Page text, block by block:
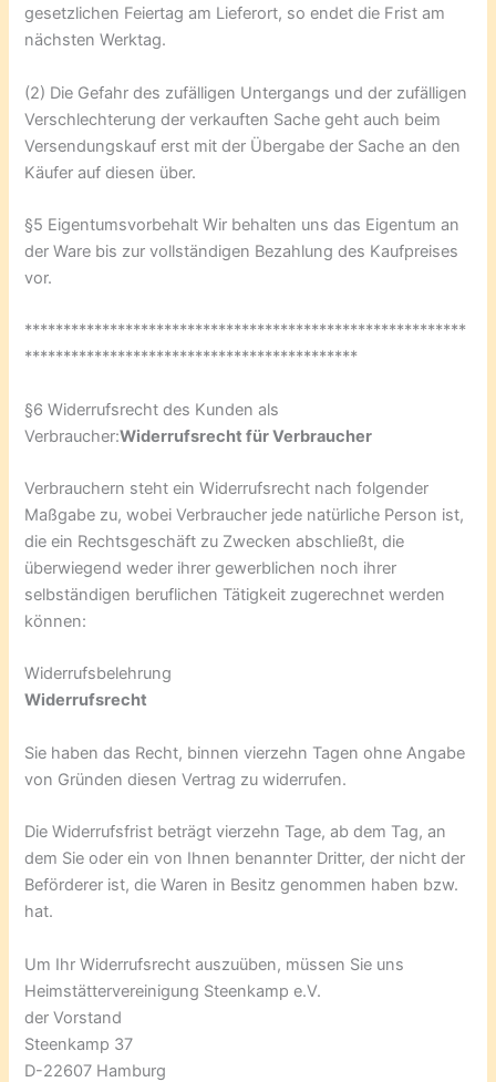
gesetzlichen Feiertag am Lieferort, so endet die Frist am
nächsten Werktag.
(2) Die Gefahr des zufälligen Untergangs und der zufälligen
Verschlechterung der verkauften Sache geht auch beim
Versendungskauf erst mit der Übergabe der Sache an den
Käufer auf diesen über.
§5 Eigentumsvorbehalt Wir behalten uns das Eigentum an
der Ware bis zur vollständigen Bezahlung des Kaufpreises
vor.
*********************************************************
*******************************************
§6 Widerrufsrecht des Kunden als
Verbraucher:Widerrufsrecht für Verbraucher
Verbrauchern steht ein Widerrufsrecht nach folgender
Maßgabe zu, wobei Verbraucher jede natürliche Person ist,
die ein Rechtsgeschäft zu Zwecken abschließt, die
überwiegend weder ihrer gewerblichen noch ihrer
selbständigen beruflichen Tätigkeit zugerechnet werden
können:
Widerrufsbelehrung
Widerrufsrecht
Sie haben das Recht, binnen vierzehn Tagen ohne Angabe
von Gründen diesen Vertrag zu widerrufen.
Die Widerrufsfrist beträgt vierzehn Tage, ab dem Tag, an
dem Sie oder ein von Ihnen benannter Dritter, der nicht der
Beförderer ist, die Waren in Besitz genommen haben bzw.
hat.
Um Ihr Widerrufsrecht auszuüben, müssen Sie uns
Heimstättervereinigung Steenkamp e.V.
der Vorstand
Steenkamp 37
D-22607 Hamburg